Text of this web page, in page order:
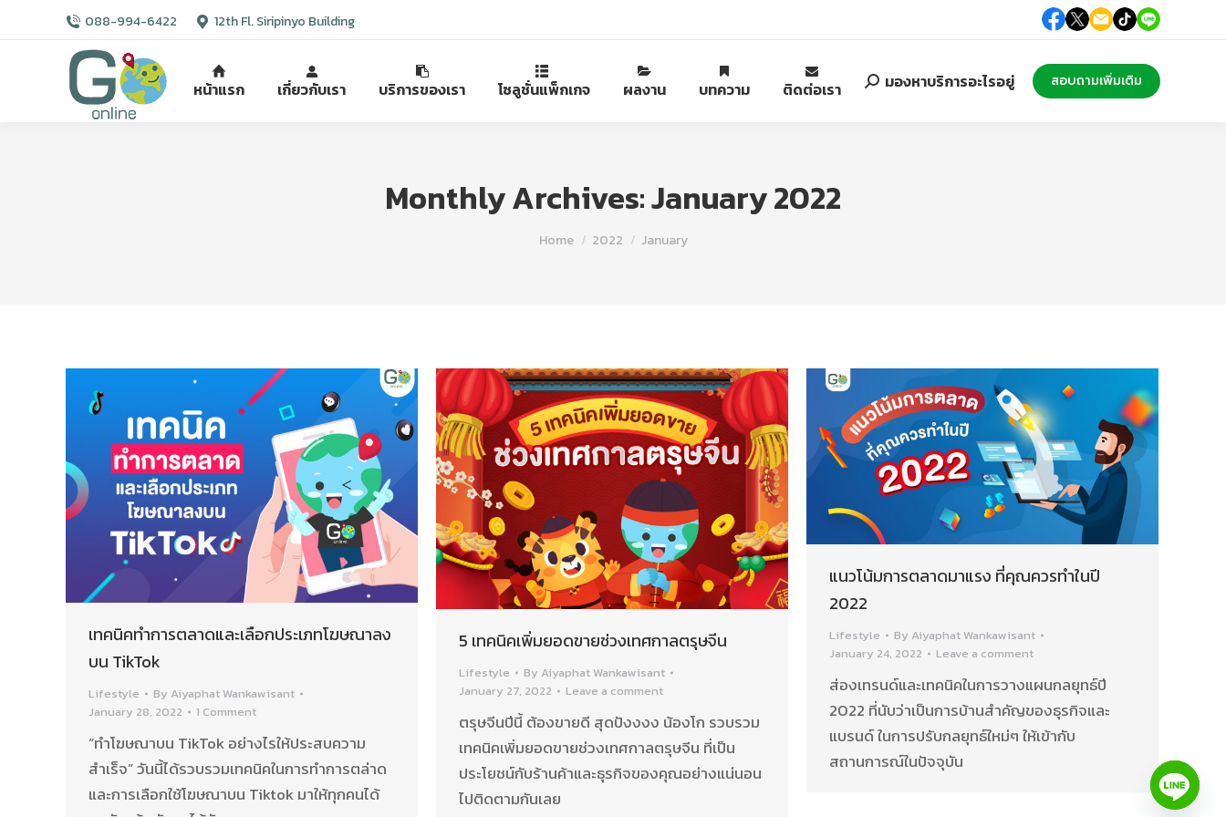
088-994-6422 12th Fl. Siripinyo Building
หน้าแรก เกี่ยวกับเรา บริการของเรา โซลูชั่นแพ็กเกจ ผลงาน บทความ ติดต่อเรา Search:
มองหาบริการอะไรอยู่ สอบถามเพิ่มเติม
Monthly Archives:January 2022
Home 2022 January
เทคนิคทำการตลาดและเลือกประเภทโฆษณาลง
บน TikTok
Lifestyle By Aiyaphat Wankawisant
January 28, 2022
1 Comment
“ทำโฆษณาบน TikTok อย่างไรให้ประสบความ
สำเร็จ” วันนี้ได้รวบรวมเทคนิคในการทำการตล่าด
และการเลือกใช้โฆษณาบน Tiktok มาให้ทุกคนได้
5 เทคนิคเพิ่มยอดขายช่วงเทศกาลตรุษจีน
Lifestyle By Aiyaphat Wankawisant
January 27, 2022
Leave a comment
ตรุษจีนปีนี้ ต้องขายดี สุดปังงงง น้องโก รวบรวม
เทคนิคเพิ่มยอดขายช่วงเทศกาลตรุษจีน ที่เป็น
ประโยชน์กับร้านค้าและธุรกิจของคุณอย่างแน่นอน
ไปติดตามกันเลย
แนวโน้มการตลาดมาแรง ที่คุณควรทำในปี
2022
Lifestyle By Aiyaphat Wankawisant
January 24, 2022
Leave a comment
ส่องเทรนด์และเทคนิคในการวางแผนกลยุทธ์ปี
2022 ที่นับว่าเป็นการบ้านสำคัญของธุรกิจและ
แบรนด์ ในการปรับกลยุทธ์ใหม่ๆ ให้เข้ากับ
สถานการณ์ในปัจจุบัน